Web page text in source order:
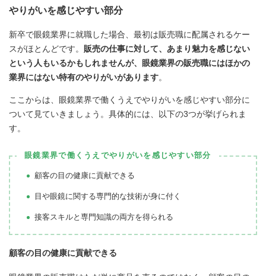
やりがいを感じやすい部分
新卒で眼鏡業界に就職した場合、最初は販売職に配属されるケー
スがほとんどです。
販売の仕事に対して、あまり魅力を感じない
という人もいるかもしれませんが、眼鏡業界の販売職にはほかの
業界にはない特有のやりがいがあります。
ここからは、眼鏡業界で働くうえでやりがいを感じやすい部分に
ついて見ていきましょう。具体的には、以下の3つが挙げられま
す。
眼鏡業界で働くうえでやりがいを感じやすい部分
顧客の目の健康に貢献できる
目や眼鏡に関する専門的な技術が身に付く
接客スキルと専門知識の両方を得られる
顧客の目の健康に貢献できる